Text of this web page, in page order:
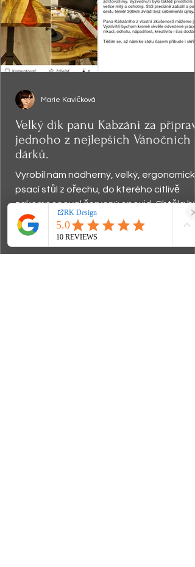
Velký dík panu Kabzáni za
jednoho z nejlepších Vánočních
dárků.
Vyrobil nám nádherný, velký, ergonomický
psací stůl z ořechu, do kterého citlivě
zakomponoval červený epoxid. Chtěla
zdůraznit...
Marie Kavičková